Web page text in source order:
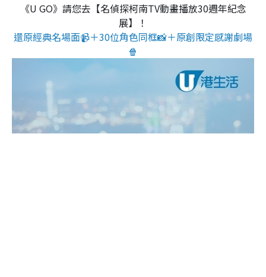
《U GO》請您去【名偵探柯南TV動畫播放30週年紀念
展】！
還原經典名場面📹＋30位角色同框📸＋原創限定感謝劇場
🍿